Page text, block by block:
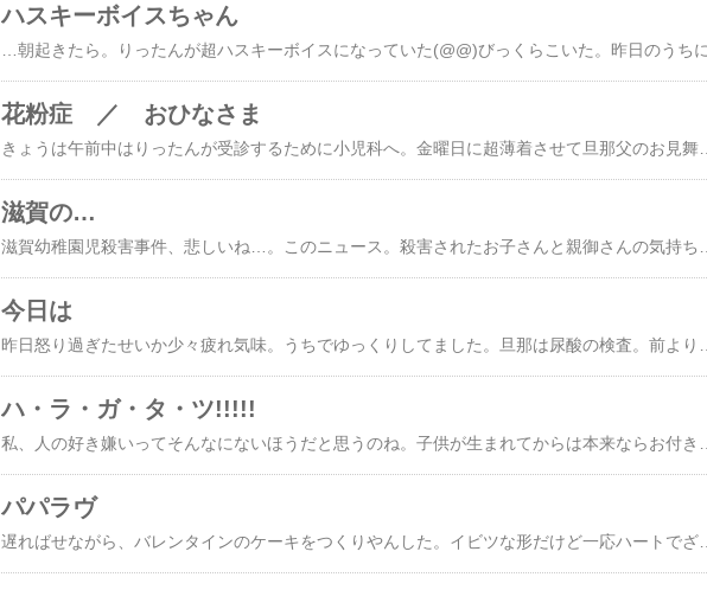
ハスキーボイスちゃん
花粉症 ／ おひなさま
きょうは午前中はりったんが受診するために小児科へ。金曜日に超薄着させて旦那父のお見舞いに行ってからりったんくしゃみ鼻水鼻づまりが出てきてさ。おまけに昨日から目まで潤んできちゃって。旦那母にも昨日｢金曜日に薄着させてたからだよ！！｣と散々言われてしまったので。そしたら。｢花粉症もあるかもよ｣と、お医者様。花粉症！？三歳で？？でも、不思議じゃないのか。私の花粉症も大体そのくらいから出てたらしいから…。かわいそうに…。遺伝だ。…私の。午後から私の実家へ。実家にあるお雛様を飾りに。自宅のはもうとっくに飾ったんだけど。こっちはケース飾りだからね。楽チンだったのよ。実家のは。七段飾り。三十年物。なかなかに立派です。りったん大喜びで、人形並べるの手伝ってたよ。母は、手はきれいか、人形の頭は持ってないかとヒヤヒヤしてたけどね～。まぁ。首だけコロコロ転がってるのも何体かあったけどね私がこっそり元に戻しておいたけどね～。無事に飾り終わって写真撮影。りったん。鼻水たらしながら。ハイ！ポーズｖ旦那が帰ったら。お雛様を抱っこした話をするんだって離していたのに。さすがに朝六時半起きで、昼寝なしはきつかったらしく。九時前に爆睡してましたわ（＾＾；まあ、明日の麻にでも。ご自慢のマシンガントークを繰り広げておくれ。
滋賀の…
今日は
ハ・ラ・ガ・タ・ツ!!!!!
パパラヴ
遅ればせながら、バレンタインのケーキをつくりやんした。イビツな形だけど一応ハートでざんす。材料を混ぜるのと、ケーキにデコペンでハートにぬりぬりしたのはりったんがやったんだよ♪二人の合作。愛のスイーツ。 多めに作ったので、旦那母にも明日渡すつもり。旦那父のお見舞いのときにね。旦那父は今何も食べれないから、あげれないんだけど。来年はプレゼントして上げれるといいなぁ。